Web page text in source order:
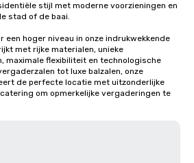
stijl met moderne voorzieningen en
stad of de baai.
een hoger niveau in onze indrukwekkende
met rijke materialen, unieke
maximale flexibiliteit en technologische
tot luxe balzalen, onze
de perfecte locatie met uitzonderlijke
om opmerkelijke vergaderingen te